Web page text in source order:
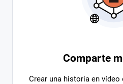
Comparte
Crear una historia en vídeo